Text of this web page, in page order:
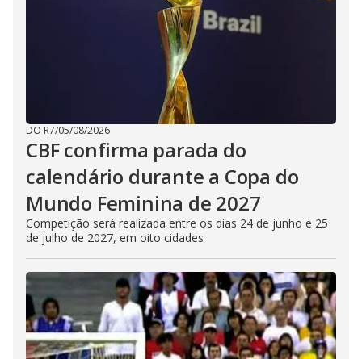
DO R7/05/08/2026
CBF confirma parada do
calendário durante a Copa do
Mundo Feminina de 2027
Competição será realizada entre os dias 24 de junho e 25
de julho de 2027, em oito cidades